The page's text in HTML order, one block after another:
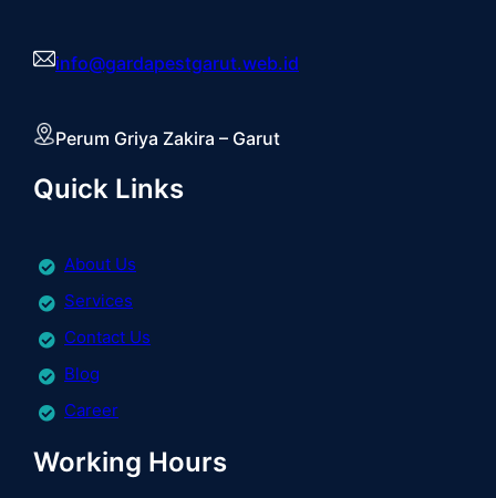
info@gardapestgarut.web.id
Perum Griya Zakira – Garut
Quick Links
About Us
Services
Contact Us
Blog
Career
Working Hours